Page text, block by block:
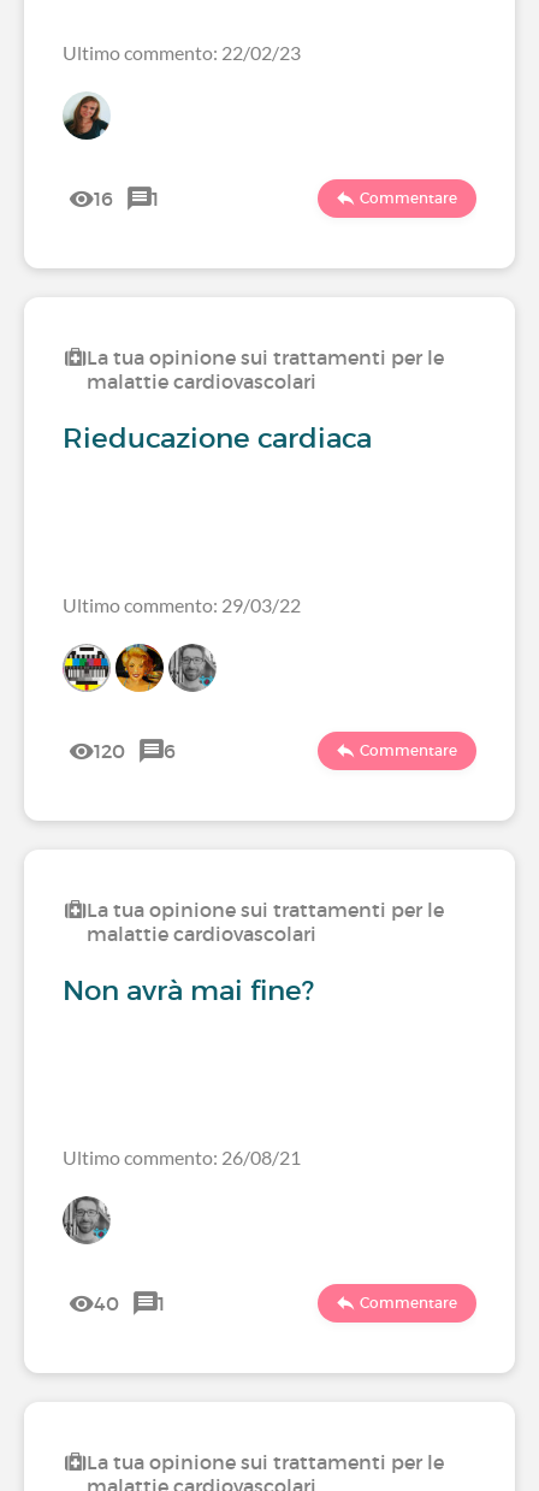
Ultimo commento: 22/02/23
16 1 Commentare
La tua opinione sui trattamenti per le
malattie cardiovascolari
Rieducazione cardiaca
Ultimo commento: 29/03/22
120 6 Commentare
La tua opinione sui trattamenti per le
malattie cardiovascolari
Non avrà mai fine?
Ultimo commento: 26/08/21
40 1 Commentare
La tua opinione sui trattamenti per le
malattie cardiovascolari